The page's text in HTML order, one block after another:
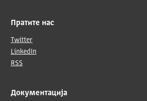
Пратите нас
Twitter
LinkedIn
RSS
Документација